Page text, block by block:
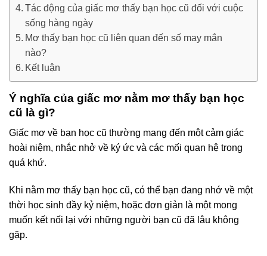
Tác động của giấc mơ thấy bạn học cũ đối với cuộc
sống hàng ngày
Mơ thấy bạn học cũ liên quan đến số may mắn
nào?
Kết luận
Ý nghĩa của giấc mơ nằm mơ thấy bạn học
cũ là gì?
Giấc mơ về bạn học cũ thường mang đến một cảm giác
hoài niệm, nhắc nhở về ký ức và các mối quan hệ trong
quá khứ.
Khi nằm mơ thấy bạn học cũ, có thể bạn đang nhớ về một
thời học sinh đầy kỷ niệm, hoặc đơn giản là một mong
muốn kết nối lại với những người bạn cũ đã lâu không
gặp.